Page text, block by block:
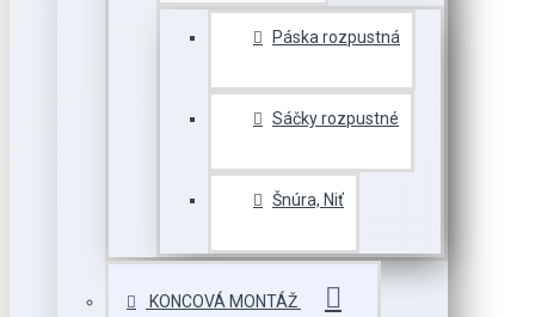
Páska rozpustná
Sáčky rozpustné
Šnúra, Niť
KONCOVÁ MONTÁŽ